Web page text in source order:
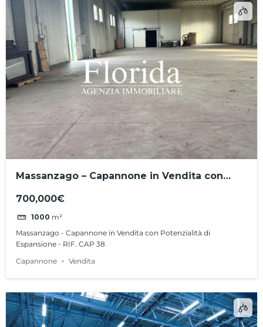
Massanzago – Capannone in Vendita con
700,000€
1000 m²
Massanzago - Capannone in Vendita con Potenzialità di
Espansione - RIF. CAP 38
Capannone
Vendita